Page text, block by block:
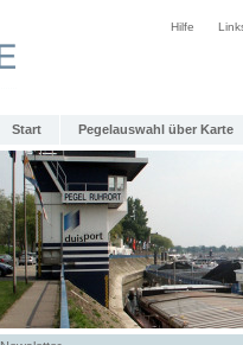
Hilfe
Start Pegelauswahl über Karte